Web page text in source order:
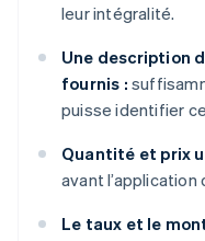
leur intégralité.
Une description
fournis :
puisse identifier
Quantité et prix
avant l’application
Le taux et le